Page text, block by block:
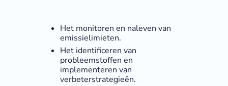
Het monitoren en naleven van
emissielimieten.
Het identificeren van
probleemstoffen en
implementeren van
verbeterstrategieën.